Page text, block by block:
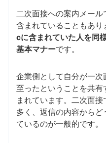
二次面接への案内メー
含まれていることもあり
cに含まれていた人を同
基本マナーです。
企業側として自分が一
至ったということを共
まれています。二次面
多く、返信の内容から
ているのが一般的です。